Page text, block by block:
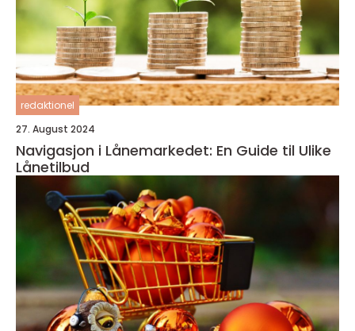
redaktionel
27. August 2024
Navigasjon i Lånemarkedet: En Guide til Ulike
Lånetilbud